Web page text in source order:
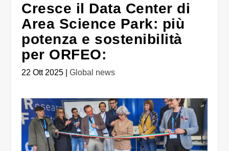
Cresce il Data Center di
Area Science Park: più
potenza e sostenibilità
per ORFEO:
22 Ott 2025 |Global news